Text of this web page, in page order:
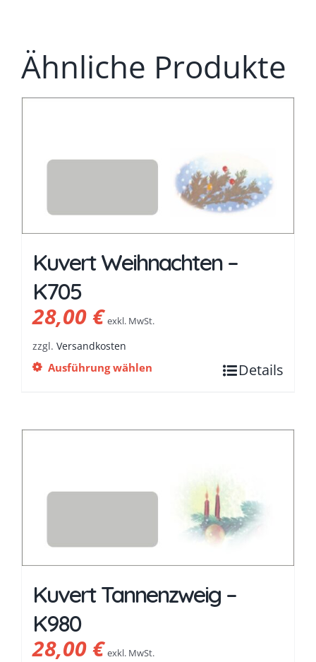
Ähnliche Produkte
Kuvert Weihnachten –
K705
28,00€ exkl. MwSt.
zzgl. Versandkosten
Ausführung wählen Details
Kuvert Tannenzweig –
K980
28,00€ exkl. MwSt.